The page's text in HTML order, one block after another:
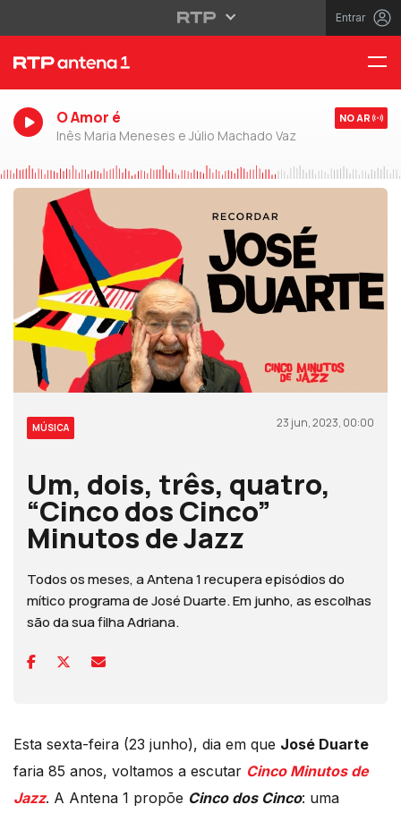
Entrar
O Amor é
Inês Maria Meneses e Júlio Machado Vaz
NO AR
MÚSICA 23 jun, 2023, 00:00
Um, dois, três, quatro,
“Cinco dos Cinco”
Minutos de Jazz
Todos os meses, a Antena 1 recupera episódios do
mítico programa de José Duarte. Em junho, as escolhas
são da sua filha Adriana.
Esta sexta-feira (23 junho), dia em que José Duarte
faria 85 anos, voltamos a escutar Cinco Minutos de
Jazz. A Antena 1 propõe Cinco dos Cinco: uma